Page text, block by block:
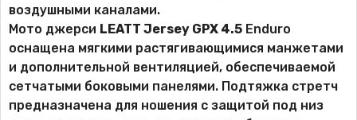
воздушными каналами.
Мото джерси LEATT Jersey GPX 4.5 Enduro
оснащена мягкими растягивающимися манжетами
и дополнительной вентиляцией, обеспечиваемой
сетчатыми боковыми панелями. Подтяжка стретч
предназначена для ношения с защитой под низ